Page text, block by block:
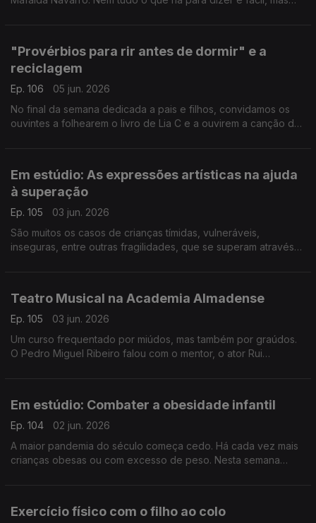
"Provérbios para rir antes de dormir" e a
reciclagem
Ep. 106
05 jun. 2026
No final da semana dedicada a pais e filhos, convidamos os
ouvintes a folhearem o livro de Lia C e a ouvirem a canção da
Em estúdio: As expressões artísticas na ajuda
à superação
Ep. 105
03 jun. 2026
São muitos os casos de crianças tímidas, vulneráveis,
inseguras, entre outras fragilidades, que se superam através
Teatro Musical na Academia Almadense
Ep. 105
03 jun. 2026
Um curso frequentado por miúdos, mas também por graúdos.
O Pedro Miguel Ribeiro falou com o mentor, o ator Rui
Em estúdio: Combater a obesidade infantil
Ep. 104
02 jun. 2026
A maior pandemia do século começa cedo. Há cada vez mais
crianças obesas ou com excesso de peso. Nesta semana
Exercício físico com o filho ao colo